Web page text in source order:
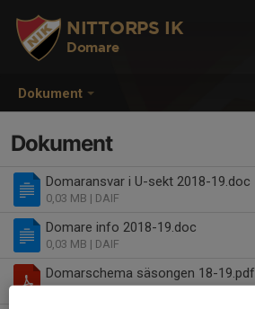
Dokument
NITTORPS IK
Domare
Dokument
Domaransvar i U-sekt 2018-19.doc
0,03 MB | DAIF
Domare info 2018-19.doc
0,03 MB | DAIF
Domarschema säsongen 18-19.pdf
0,33 MB